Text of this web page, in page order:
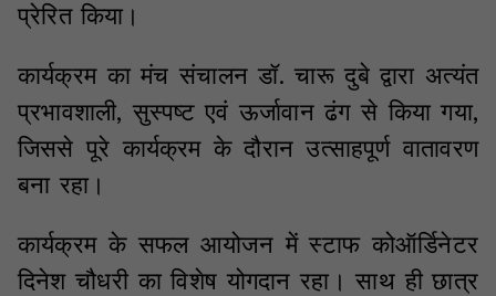
प्रेरित किया।
कार्यक्रम का मंच संचालन डॉ. चारू दुबे द्वारा अत्यंत
प्रभावशाली, सुस्पष्ट एवं ऊर्जावान ढंग से किया गया,
जिससे पूरे कार्यक्रम के दौरान उत्साहपूर्ण वातावरण
बना रहा।
कार्यक्रम के सफल आयोजन में स्टाफ कोऑर्डिनेटर
दिनेश चौधरी का विशेष योगदान रहा। साथ ही छात्र